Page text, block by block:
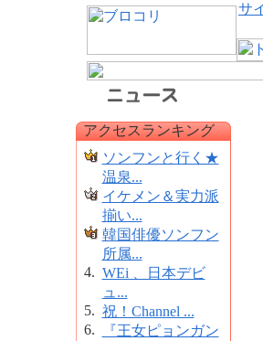
サ
アクセスランキング
ソンフンと行く★
温泉...
イケメン＆実力派
揃い...
韓国俳優ソンフン
所属...
4. WEi 、日本デビ
ュ...
5. 祝！Channel ...
6.
『王女ピョンガン